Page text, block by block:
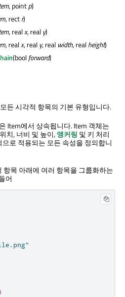
, pointp)
, rectr)
, realx, real y)
, realx, real y, real width, realheight)
(boolforward)
든 시각적 항목의 기본 유형입니다.
Item에서 상속됩니다. Item 객체는
치, 너비 및 높이,앵커링 및 키 처리
로 적용되는 모든 속성을 정의합니
항목 아래에 여러 항목을 그룹화하는
어